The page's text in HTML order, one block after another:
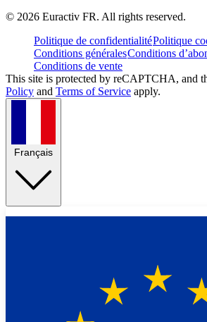
© 2026 Euractiv FR. All rights reserved.
Politique de confidentialitéPolitique
Conditions généralesConditions
Conditions de vente
This site is protected by reCAPTCHA, and
Policy and Terms of Service apply.
Français